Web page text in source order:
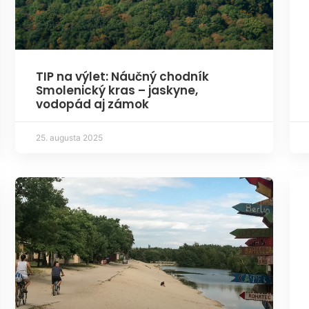
TIP na výlet: Náučný chodník
Smolenický kras – jaskyne,
vodopád aj zámok
25. augusta 2025